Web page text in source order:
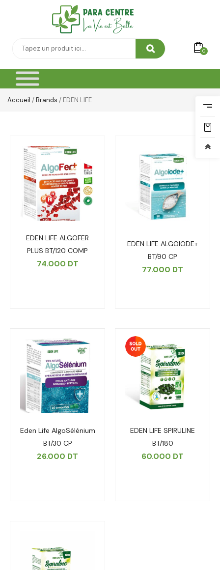
0
Accueil /Brands / EDEN LIFE
EDEN LIFE ALGOFER
PLUS BT/120 COMP
74.000 DT
EDEN LIFE ALGOIODE+
BT/90 CP
77.000 DT
Eden Life AlgoSélénium
BT/30 CP
26.000 DT
EDEN LIFE SPIRULINE
BT/180
60.000 DT